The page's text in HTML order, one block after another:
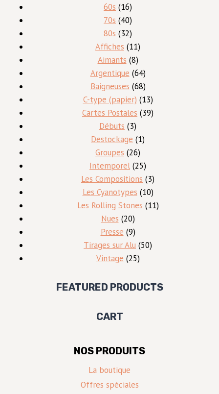
60s 1616
produits
70s 4040
produits
80s 3232
produits
Affiches 1111
produits
Aimants 88
produits
Argentique 6464
produits
Baigneuses 6868
produits
C-type (papier) 1313
produits
Cartes Postales 3939
Débuts 33
produits
Destockage 11
Groupes 2626
produits
Intemporel 2525
produits
Les Compositions 33
produits
Les Cyanotypes 1010
produits
Les Rolling Stones 1111
Nues 2020
produits
Presse 99
produits
Tirages sur Alu 5050
Vintage 2525
FEATURED PRODUCTS
CART
NOS PRODUITS
La boutique
Offres spéciales